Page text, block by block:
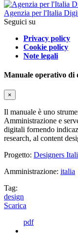
Agenzia per l'Italia
Seguici su
Privacy policy
Cookie policy
Note legali
Manuale operativo di
×
Il manuale è uno
Amministrazione e
digitali fornendo
research, al content
Progetto: Designers
Amministrazione: italia
Tag:
design
Scarica
pdf